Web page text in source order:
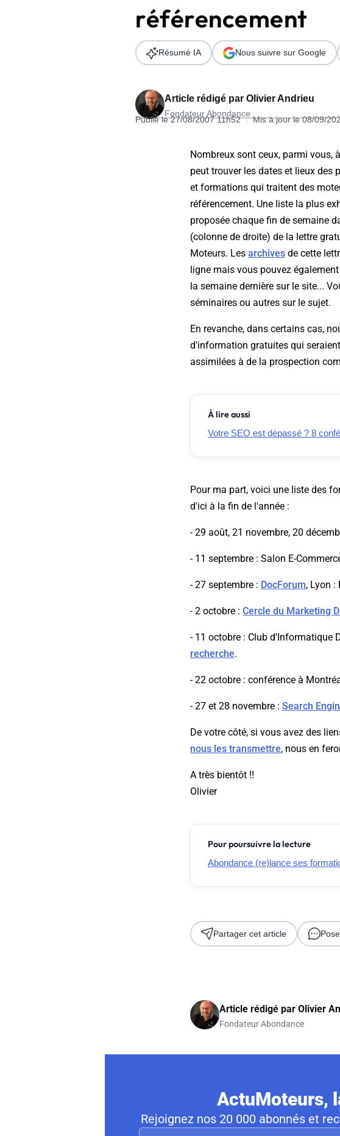
Télécharger l'Ebook
Formation SEO & GEO - Edition 2026
référencement
Article rédigé par Olivier Andrieu
Fondateur Abondance
Publié le 27/08/2007 11h52 | Mis à jour le 08/09/
Résumé IA Nous suivre sur Google
Nombreux sont ceux, parmi vous,
peut trouver les dates et lieux des
et formations qui traitent des
référencement. Une liste la plus
proposée chaque fin de semaine
(colonne de droite) de la lettre
Moteurs. Les archives de cette
ligne mais vous pouvez
la semaine dernière sur le site...
séminaires ou autres sur le sujet.
En revanche, dans certains cas,
d'information gratuites qui
assimilées à de la prospection
À lire aussi
Votre SEO est dépassé ? 8
Pour ma part, voici une liste des
d'ici à la fin de l'année :
- 29 août, 21 novembre, 20
- 11 septembre : Salon E-
- 27 septembre : DocForum, Lyon :
- 2 octobre : Cercle du Marketing
- 11 octobre : Club d'Informatique
recherche.
- 22 octobre : conférence à
- 27 et 28 novembre : Search
De votre côté, si vous avez des
nous les transmettre, nous en
A très bientôt !!
Olivier
Pour poursuivre la lecture
Abondance (re)lance ses
Partager cet article
Article rédigé par Olivier
Fondateur Abondance
ActuMoteurs,
Rejoignez nos 20 000 abonnés et